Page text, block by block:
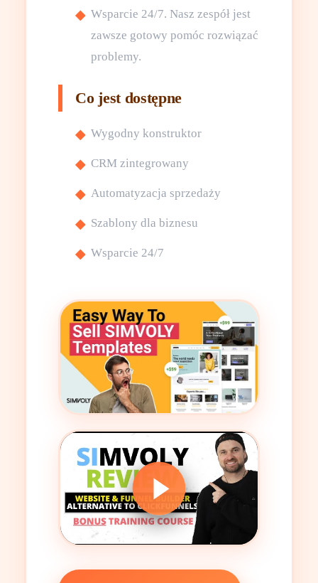
Wsparcie 24/7. Nasz zespół jest
zawsze gotowy pomóc rozwiązać
problemy.
Co jest dostępne
Wygodny konstruktor
CRM zintegrowany
Automatyzacja sprzedaży
Szablony dla biznesu
Wsparcie 24/7